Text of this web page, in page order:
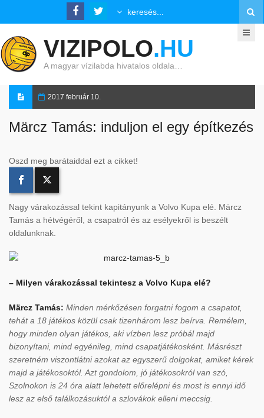
VIZIPOLO.HU
A magyar vízilabda hivatalos oldala…
2017 február 10.
Märcz Tamás: induljon el egy építkezés
Oszd meg barátaiddal ezt a cikket!
Nagy várakozással tekint kapitányunk a Volvo Kupa elé. Märcz
Tamás a hétvégéről, a csapatról és az esélyekről is beszélt
oldalunknak.
– Milyen várakozással tekintesz a Volvo Kupa elé?
Märcz Tamás: Minden mérkőzésen forgatni fogom a csapatot,
tehát a 18 játékos közül csak tizenhárom lesz beírva. Remélem,
hogy minden olyan játékos, aki vízben lesz próbál majd
bizonyítani, mind egyénileg, mind csapatjátékosként. Másrészt
szeretném viszontlátni azokat az egyszerű dolgokat, amiket kérek
majd a játékosoktól. Azt gondolom, jó játékosokról van szó,
Szolnokon is 24 óra alatt lehetett előrelépni és most is ennyi idő
lesz az első találkozásuktól a szlovákok elleni meccsig.